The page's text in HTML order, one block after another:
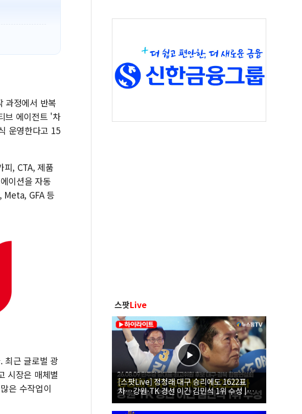
과정에서 반복
브 에이전트 '차
운영한다고 15
, CTA, 제품
이션을 자동
Meta, GFA 등
최근 글로벌 광
시장은 매체별
은 수작업이
스팟Live
[스팟Live] 정청래 대구 승리에도 1622표
차…강원·TK 경선 이긴 김민석 1위 수성 |
26.08.09 더불어민주당 당대표·최고위원 후
보 대구·경북 합동연설회